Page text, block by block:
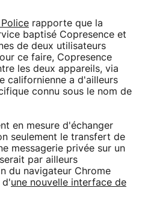
rapporte que la
baptisé Copresence et
de deux utilisateurs
ce faire, Copresence
les deux appareils, via
californienne a d'ailleurs
connu sous le nom de
en mesure d'échanger
seulement le transfert de
messagerie privée sur un
par ailleurs
du navigateur Chrome
d'une nouvelle interface de